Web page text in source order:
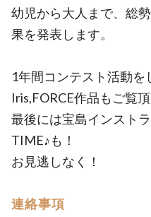
幼児から大人まで、総
果を発表します。
1年間コンテスト活動を
Iris,FORCE作品もご覧頂
最後には宝島インスト
TIME♪も！
お見逃しなく！
連絡事項